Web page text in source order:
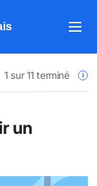
1 sur 11 terminé
un